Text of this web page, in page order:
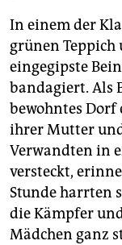
In einem der
grünen
eingegipste
bandagiert. Als
bewohntes Dorf
ihrer Mutter
Verwandten in
versteckt,
Stunde harrten
die Kämpfer
Mädchen ganz